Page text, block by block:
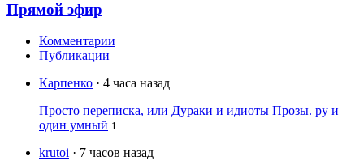
Прямой эфир
Комментарии
Публикации
Карпенко · 4 часа назад
Просто переписка, или Дураки и идиоты Прозы. ру и
один умный 1
krutoi · 7 часов назад